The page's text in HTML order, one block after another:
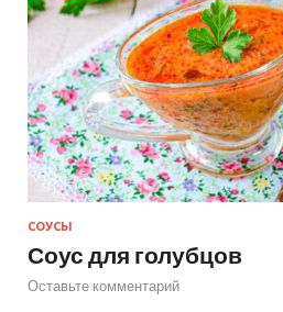
СОУСЫ
Соус для голубцов
Оставьте комментарий